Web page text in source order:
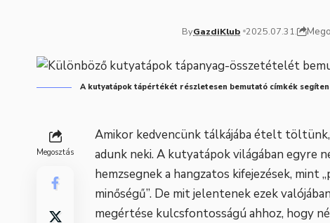
ByGazdiKlub 2025.07.31.
A kutyatápok tápértékét részletesen bemutató címkék
Megosztás
Amikor kedvencünk tálkájába ételt
adunk neki. A kutyatápok világában egyre
hemzsegnek a hangzatos kifejezések, mint
minőségű”. De mit jelentenek ezek
megértése kulcsfontosságú ahhoz, hogy